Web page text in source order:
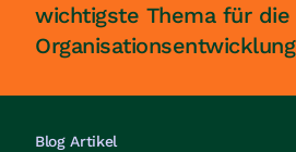
wichtigste Thema für die
Organisationsentwicklung
Blog Artikel